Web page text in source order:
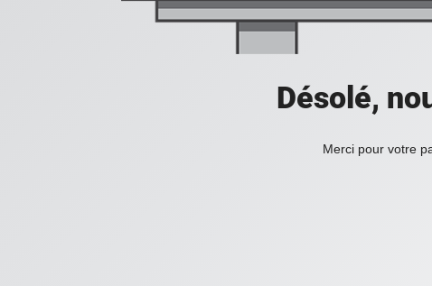
Désolé,
Merci pour votre